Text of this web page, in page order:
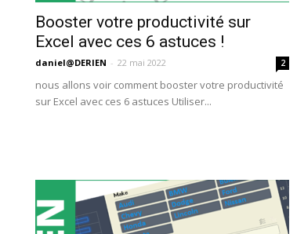
Booster votre productivité sur
Excel avec ces 6 astuces !
daniel@DERIEN - 22 mai 2022 2
nous allons voir comment booster votre productivité
sur Excel avec ces 6 astuces Utiliser...